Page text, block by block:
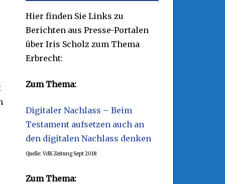
Hier finden Sie Links zu
Berichten aus Presse-Portalen
über Iris Scholz zum Thema
Erbrecht:
Zum Thema:
Digitaler Nachlass – Beim
Testament aufsetzen auch an
den digitalen Nachlass denken
Quelle: VdK Zeitung Sept 2018
Zum Thema: